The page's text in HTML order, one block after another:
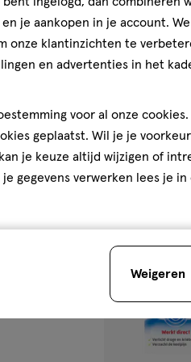
drankje
150
ML
drankje
1
aan
verlanglijst
je aankopen in je account.
onze klantinzichten te
en advertenties in het
voor al onze cookies.
geplaatst. Wil je je
je keuze altijd wijzigen of
gegevens verwerken lees je in
Weigeren